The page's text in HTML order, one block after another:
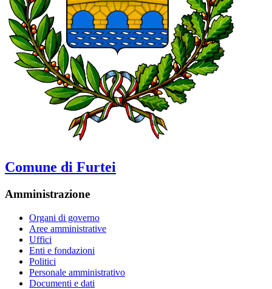
Comune di Furtei
Amministrazione
Organi di governo
Aree amministrative
Uffici
Enti e fondazioni
Politici
Personale amministrativo
Documenti e dati